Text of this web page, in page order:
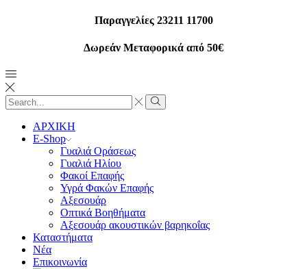
Παραγγελίες 23211 11700
Δωρεάν Μεταφορικά από 50€
Search
input
Search
ΑΡΧΙΚΗ
E-Shop
Γυαλιά Οράσεως
Γυαλιά Ηλίου
Φακοί Επαφής
Υγρά Φακών Επαφής
Αξεσουάρ
Οπτικά Βοηθήματα
Αξεσουάρ ακουστικών βαρηκοΐας
Καταστήματα
Νέα
Επικοινωνία